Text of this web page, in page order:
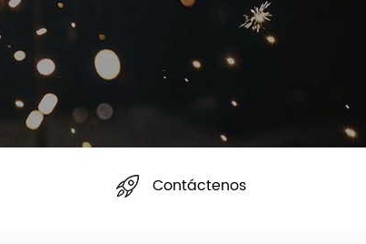
Contáctenos